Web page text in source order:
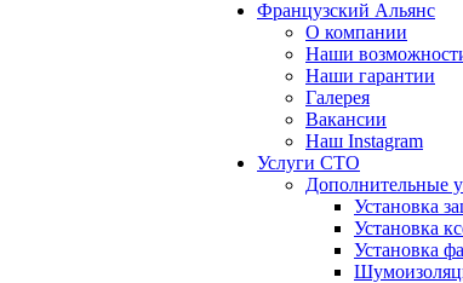
Французский Альянс
О компании
Наши
Наши гарантии
Галерея
Вакансии
Наш Instagram
Услуги СТО
Дополнительные
Установка
Установка
Установка